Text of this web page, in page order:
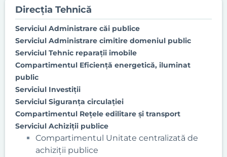
Direcţia Tehnică
Serviciul Administrare căi publice
Serviciul Administrare cimitire domeniul public
Serviciul Tehnic reparaţii imobile
Compartimentul Eficienţă energetică, iluminat
public
Serviciul Investiţii
Serviciul Siguranţa circulaţiei
Compartimentul Reţele edilitare şi transport
Serviciul Achiziţii publice
Compartimentul Unitate centralizată de
achiziții publice